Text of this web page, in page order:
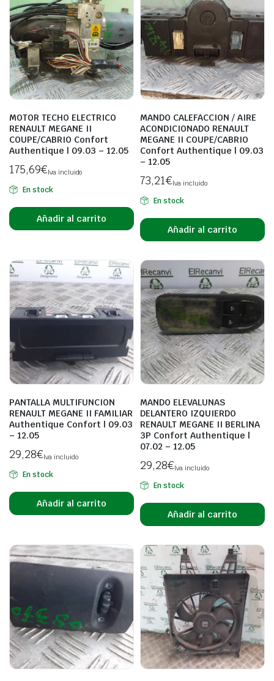
MOTOR TECHO ELECTRICO
RENAULT MEGANE II
COUPE/CABRIO Confort
Authentique | 09.03 – 12.05
175,69€Iva incluido
En stock
Añadir al carrito
MANDO CALEFACCION / AIRE
ACONDICIONADO RENAULT
MEGANE II COUPE/CABRIO
Confort Authentique | 09.03
– 12.05
73,21€Iva incluido
En stock
Añadir al carrito
PANTALLA MULTIFUNCION
RENAULT MEGANE II FAMILIAR
Authentique Confort | 09.03
– 12.05
29,28€Iva incluido
En stock
Añadir al carrito
MANDO ELEVALUNAS
DELANTERO IZQUIERDO
RENAULT MEGANE II BERLINA
3P Confort Authentique |
07.02 – 12.05
29,28€Iva incluido
En stock
Añadir al carrito